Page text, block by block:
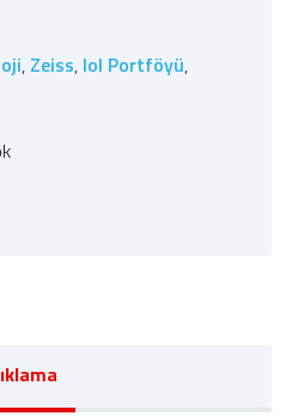
, Zeiss, Iol Portföyü,